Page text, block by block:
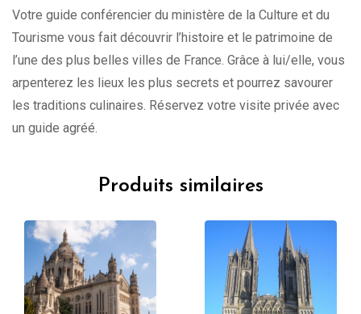
Votre guide conférencier du ministère de la Culture et du
Tourisme vous fait découvrir l’histoire et le patrimoine de
l’une des plus belles villes de France. Grâce à lui/elle, vous
arpenterez les lieux les plus secrets et pourrez savourer
les traditions culinaires. Réservez votre visite privée avec
un guide agréé.
Produits similaires